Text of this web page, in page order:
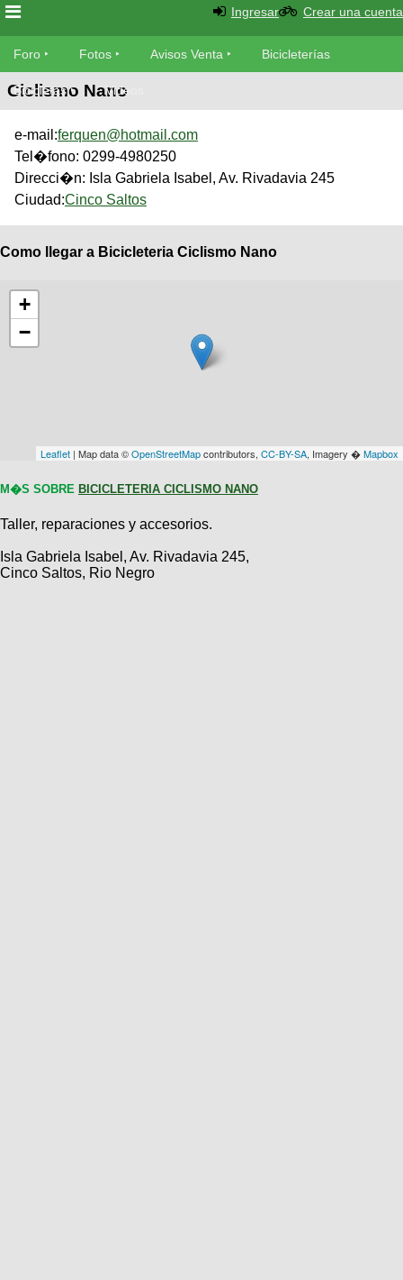
Foro
Foro
Mecánica
Fotos
SUBÍ
tu
Bicicletas
Viajes
Ruta,
De
Enduro
Avisos
Ventas
SUBÍ
tu
aviso
Buscar
CANJE
Mi
Compras
Bicicletas
Bicicletas
Tandem
Mecánica
Calendario
Videos
Cicloturismo
cicloturismo
Relatos
viajes
Foro
de
Últimos
Amigos
Actividad
de
Ingresar Crear una cuenta
Foro Fotos Avisos Venta Bicicleterías
Bicicletas Videos
Ciclismo Nano
e-mail:ferquen@hotmail.com
Tel�fono: 0299-4980250
Direcci�n: Isla Gabriela Isabel, Av. Rivadavia 245
Ciudad:Cinco Saltos
Como llegar a Bicicleteria Ciclismo Nano
+
−
Leaflet | Map data ©OpenStreetMapcontributors, CC-BY-SA, Imagery �Mapbox
M�S SOBRE BICICLETERIA CICLISMO NANO
Taller, reparaciones y accesorios.
Isla Gabriela Isabel, Av. Rivadavia 245,
Cinco Saltos, Rio Negro